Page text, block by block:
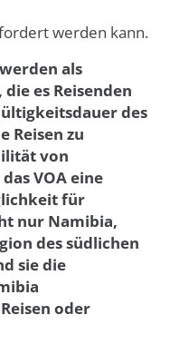
werden kann.
als
es Reisenden
des
Reisen zu
von
VOA eine
für
nur Namibia,
des südlichen
sie die
oder